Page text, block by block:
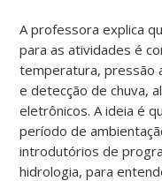
A professora explica
para as atividades é
temperatura, pressão
e detecção de chuva,
eletrônicos. A ideia é
período de
introdutórios de
hidrologia, para